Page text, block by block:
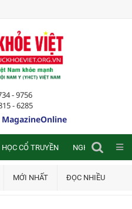
- 9756
- 6285
HỌC CỔ TRUYỀN NGHIÊN CỨU
MỚI NHẤT ĐỌC NHIỀU